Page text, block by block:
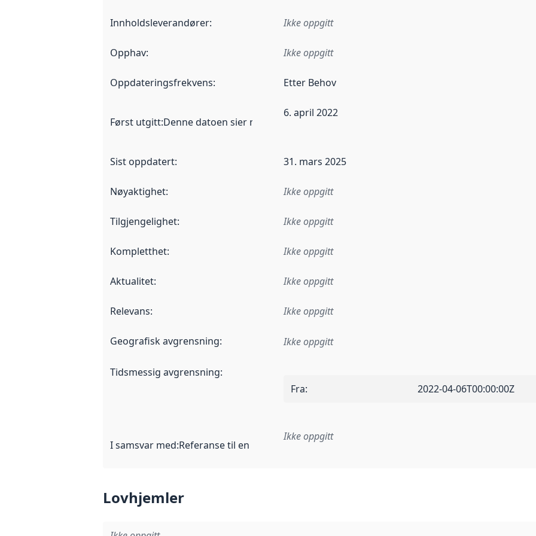
Innholdsleverandører: Ikke oppgitt
Opphav: Ikke oppgitt
Oppdateringsfrekvens: Etter Behov
Først utgitt:Denne datoen sier når dataene i dette datasettet første gang ble utgitt. Det kan
6. april 2022
Sist oppdatert: 31. mars 2025
Nøyaktighet: Ikke oppgitt
Tilgjengelighet: Ikke oppgitt
Kompletthet: Ikke oppgitt
Aktualitet: Ikke oppgitt
Relevans: Ikke oppgitt
Geografisk avgrensning: Ikke oppgitt
Tidsmessig avgrensning:
Fra: 2022-04-06T00:00:00Z
I samsvar med:Referanse til en implementasjonsregel eller annen spesifikasjon, som ligger
Ikke oppgitt
Lovhjemler